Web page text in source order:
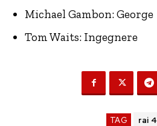
Michael Gambon: George
Tom Waits: Ingegnere
TAG rai 4